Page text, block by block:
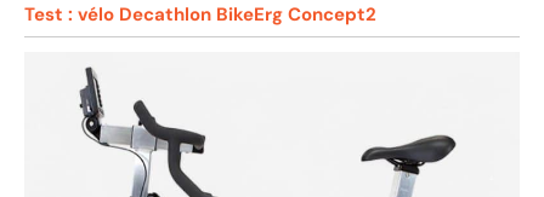
Test : vélo Decathlon BikeErg Concept2